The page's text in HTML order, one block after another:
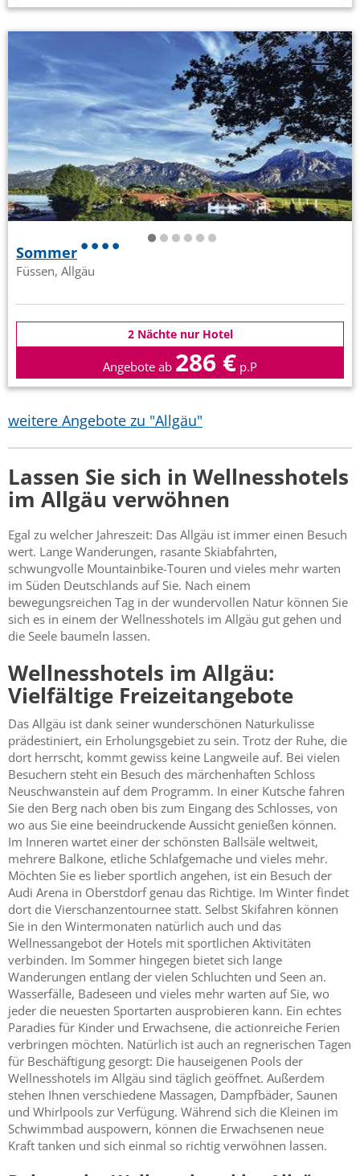
Sommer
Füssen, Allgäu
2 Nächte nur Hotel
Angebote ab 286 € p.P
weitere Angebote zu "Allgäu"
Lassen Sie sich in Wellnesshotels
im Allgäu verwöhnen
Egal zu welcher Jahreszeit: Das Allgäu ist immer einen Besuch
wert. Lange Wanderungen, rasante Skiabfahrten,
schwungvolle Mountainbike-Touren und vieles mehr warten
im Süden Deutschlands auf Sie. Nach einem
bewegungsreichen Tag in der wundervollen Natur können Sie
sich es in einem der Wellnesshotels im Allgäu gut gehen und
die Seele baumeln lassen.
Wellnesshotels im Allgäu:
Vielfältige Freizeitangebote
Das Allgäu ist dank seiner wunderschönen Naturkulisse
prädestiniert, ein Erholungsgebiet zu sein. Trotz der Ruhe, die
dort herrscht, kommt gewiss keine Langweile auf. Bei vielen
Besuchern steht ein Besuch des märchenhaften Schloss
Neuschwanstein auf dem Programm. In einer Kutsche fahren
Sie den Berg nach oben bis zum Eingang des Schlosses, von
wo aus Sie eine beeindruckende Aussicht genießen können.
Im Inneren wartet einer der schönsten Ballsäle weltweit,
mehrere Balkone, etliche Schlafgemache und vieles mehr.
Möchten Sie es lieber sportlich angehen, ist ein Besuch der
Audi Arena in Oberstdorf genau das Richtige. Im Winter findet
dort die Vierschanzentournee statt. Selbst Skifahren können
Sie in den Wintermonaten natürlich auch und das
Wellnessangebot der Hotels mit sportlichen Aktivitäten
verbinden. Im Sommer hingegen bietet sich lange
Wanderungen entlang der vielen Schluchten und Seen an.
Wasserfälle, Badeseen und vieles mehr warten auf Sie, wo
jeder die neuesten Sportarten ausprobieren kann. Ein echtes
Paradies für Kinder und Erwachsene, die actionreiche Ferien
verbringen möchten. Natürlich ist auch an regnerischen Tagen
für Beschäftigung gesorgt: Die hauseigenen Pools der
Wellnesshotels im Allgäu sind täglich geöffnet. Außerdem
stehen Ihnen verschiedene Massagen, Dampfbäder, Saunen
und Whirlpools zur Verfügung. Während sich die Kleinen im
Schwimmbad auspowern, können die Erwachsenen neue
Kraft tanken und sich einmal so richtig verwöhnen lassen.